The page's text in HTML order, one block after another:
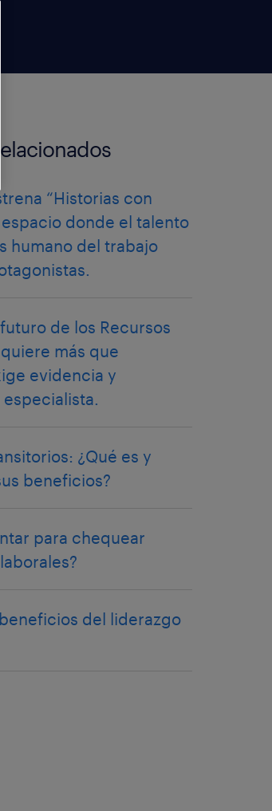
“Historias con
donde el talento
humano del trabajo
de los Recursos
más que
evidencia y
¿Qué es y
beneficios?
para chequear
del liderazgo